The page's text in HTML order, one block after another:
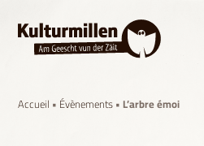
Accueil • Évènements• L’arbre émoi